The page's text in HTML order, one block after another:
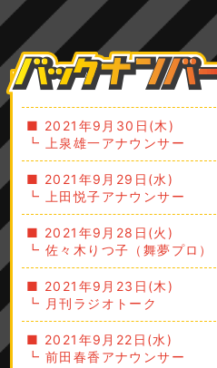
■ 2021年9月30日(木)
┗ 上泉雄一アナウンサー
■ 2021年9月29日(水)
┗ 上田悦子アナウンサー
■ 2021年9月28日(火)
┗ 佐々木りつ子（舞夢プロ）
■ 2021年9月23日(木)
┗ 月刊ラジオトーク
■ 2021年9月22日(水)
┗ 前田春香アナウンサー